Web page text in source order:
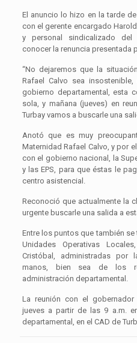
El anuncio lo hizo en la tarde
con el gerente encargado
y personal sindicalizado
conocer la renuncia presentada
“No dejaremos que la
Rafael Calvo sea
gobierno departamental, esta
sola, y mañana (jueves) en
Turbay vamos a buscarle una
Anotó que es muy
Maternidad Rafael Calvo, y por
con el gobierno nacional, la
y las EPS, para que éstas le
centro asistencial.
Reconoció que actualmente la
urgente buscarle una salida a
Entre los puntos que también
Unidades Operativas
Cristóbal, administradas por
manos, bien sea de los
administración departamental.
La reunión con el gobernador
jueves a partir de las 9 a.m.
departamental, en el CAD de